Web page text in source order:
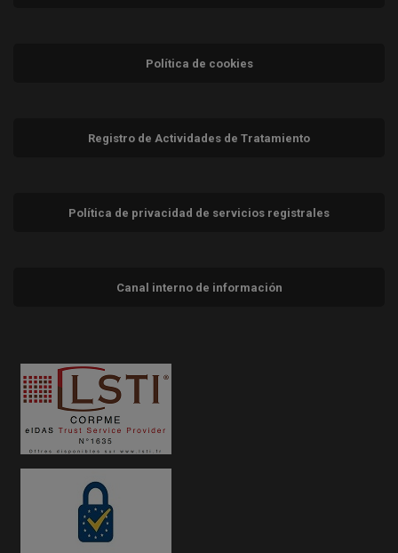
Política de cookies
Registro de Actividades de Tratamiento
Política de privacidad de servicios registrales
Canal interno de información